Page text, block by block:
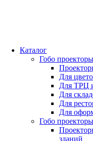
Каталог
Гобо
Для
Для ТРЦ
Для
Для
Для
Гобо
зданий